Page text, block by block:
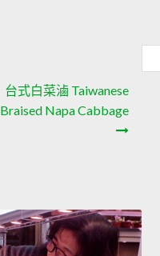
台式白菜滷 Taiwanese
Braised Napa Cabbage
容